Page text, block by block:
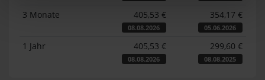
3 Monate 405,53 €
08.08.2026
354,17 €
05.06.2026
1 Jahr 405,53 €
08.08.2026
299,60 €
08.08.2025